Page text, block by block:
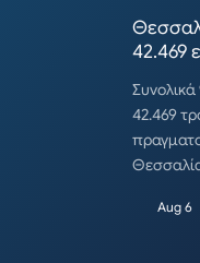
42.469
42.469
Aug 6